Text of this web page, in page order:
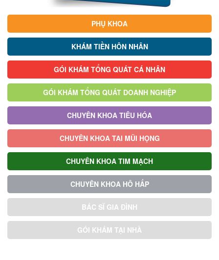
PHỤ KHOA
KHÁM TIỀN HÔN NHÂN
GÓI KHÁM TỔNG QUÁT CÁ NHÂN
GÓI KHÁM TỔNG QUÁT DOANH NGHIỆP
CHUYÊN KHOA TIÊU HÓA
CHUYÊN KHOA TAI MŨI HỌNG
CHUYÊN KHOA TIM MẠCH
CHUYÊN KHOA HÔ HẤP
BÁC SĨ GIA ĐÌNH
GÓI KHÁM TẠI NHÀ